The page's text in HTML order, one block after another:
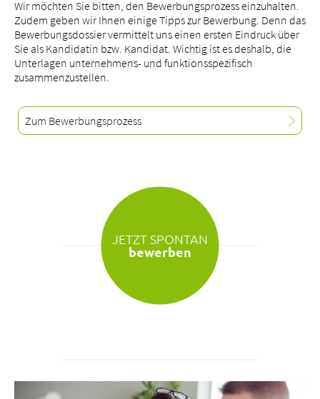
Wir möchten Sie bitten, den Bewerbungsprozess einzuhalten.
Zudem geben wir Ihnen einige Tipps zur Bewerbung. Denn das
Bewerbungsdossier vermittelt uns einen ersten Eindruck über
Sie als Kandidatin bzw. Kandidat. Wichtig ist es deshalb, die
Unterlagen unternehmens- und funktionsspezifisch
zusammenzustellen.
Zum Bewerbungsprozess
JETZT SPONTAN
bewerben